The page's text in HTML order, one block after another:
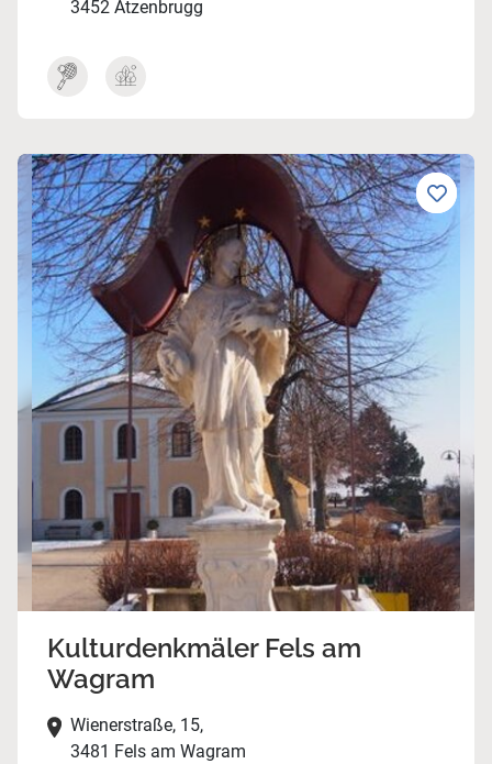
3452 Atzenbrugg
Kulturdenkmäler Fels am
Wagram
Wienerstraße, 15,
3481 Fels am Wagram